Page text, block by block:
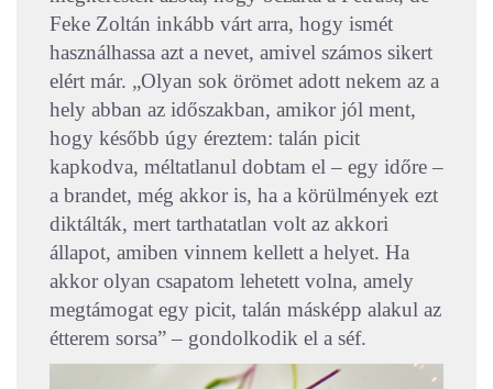
Feke Zoltán inkább várt arra, hogy ismét
használhassa azt a nevet, amivel számos sikert
elért már. „Olyan sok örömet adott nekem az a
hely abban az időszakban, amikor jól ment,
hogy később úgy éreztem: talán picit
kapkodva, méltatlanul dobtam el – egy időre –
a brandet, még akkor is, ha a körülmények ezt
diktálták, mert tarthatatlan volt az akkori
állapot, amiben vinnem kellett a helyet. Ha
akkor olyan csapatom lehetett volna, amely
megtámogat egy picit, talán másképp alakul az
étterem sorsa” – gondolkodik el a séf.